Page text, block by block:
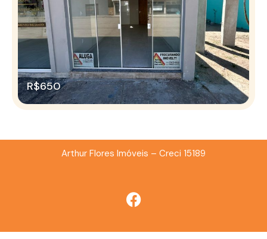
R$650
Arthur Flores Imóveis – Creci 15189